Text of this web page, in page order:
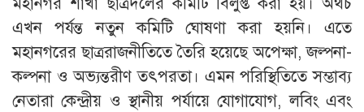
এখন পর্যন্ত নতুন কমিটি ঘোষণা করা হয়নি। এতে
মহানগরের ছাত্ররাজনীতিতে তৈরি হয়েছে অপেক্ষা, জল্পনা-
কল্পনা ও অভ্যন্তরীণ তৎপরতা। এমন পরিস্থিতিতে সম্ভাব্য
নেতারা কেন্দ্রীয় ও স্থানীয় পর্যায়ে যোগাযোগ, লবিং এবং